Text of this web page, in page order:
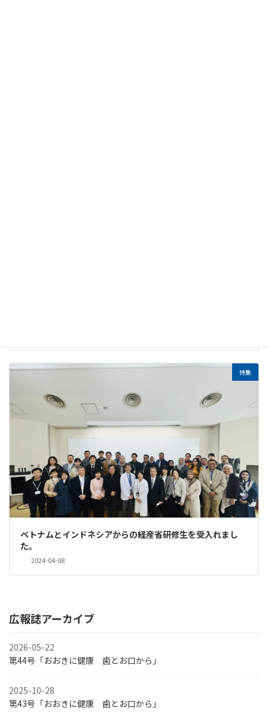
特集
ベトナムとインドネシアからの経産省研修生を受入れまし
た。
2024-04-08
広報誌アーカイブ
2026-05-22
第44号「おおきに健康 歯とお口から」
2025-10-28
第43号「おおきに健康 歯とお口から」